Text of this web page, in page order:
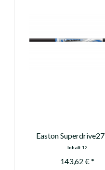
Easton
Inhalt 12
143,62 € *